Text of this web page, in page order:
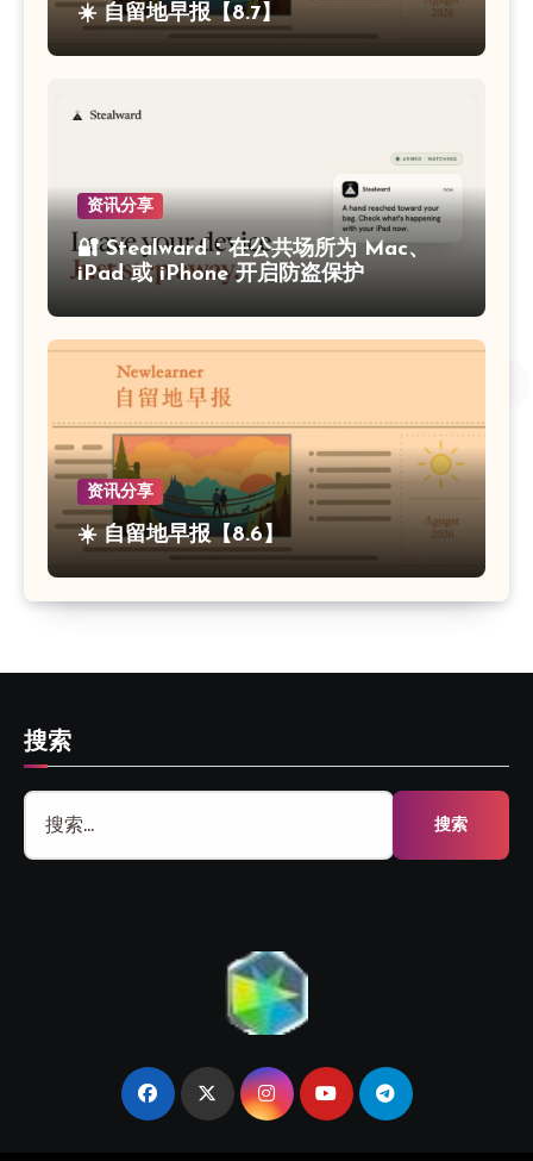
☀️ 自留地早报【8.7】
资讯分享
🔐 Stealward：在公共场所为 Mac、
iPad 或 iPhone 开启防盗保护
资讯分享
☀️ 自留地早报【8.6】
搜索
搜
索：